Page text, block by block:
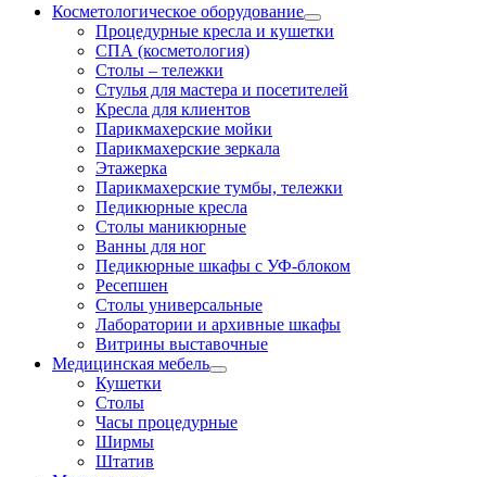
Косметологическое оборудование
Процедурные кресла и кушетки
СПА (косметология)
Столы – тележки
Стулья для мастера и посетителей
Кресла для клиентов
Парикмахерские мойки
Парикмахерские зеркала
Этажерка
Парикмахерские тумбы, тележки
Педикюрные кресла
Столы маникюрные
Ванны для ног
Педикюрные шкафы с УФ-блоком
Ресепшен
Столы универсальные
Лаборатории и архивные шкафы
Витрины выставочные
Медицинская мебель
Кушетки
Столы
Часы процедурные
Ширмы
Штатив